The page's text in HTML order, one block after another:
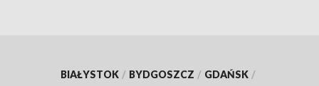
BIAŁYSTOK / BYDGOSZCZ / GDAŃSK /